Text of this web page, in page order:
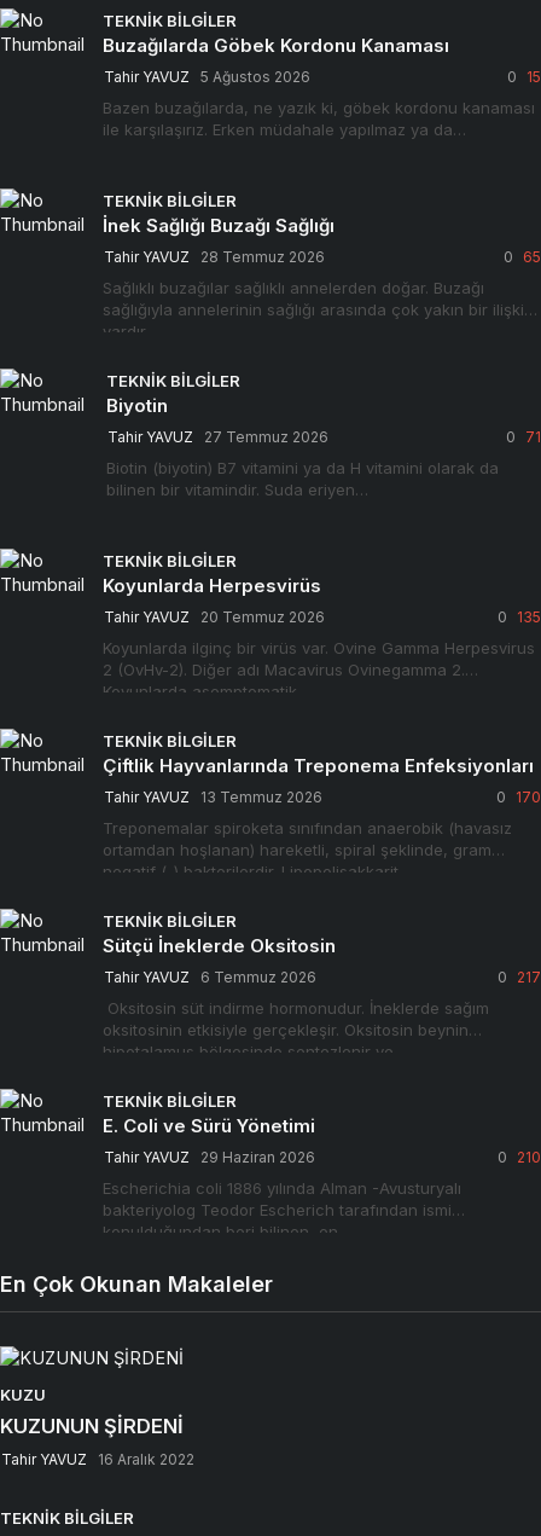
TEKNIK BILGILER
Buzağılarda Göbek Kordonu Kanaması
Tahir YAVUZ 5 Ağustos 2026 0 15
Bazen buzağılarda, ne yazık ki, göbek kordonu kanaması
ile karşılaşırız. Erken müdahale yapılmaz ya da…
TEKNIK BILGILER
İnek Sağlığı Buzağı Sağlığı
Tahir YAVUZ 28 Temmuz 2026 0 65
Sağlıklı buzağılar sağlıklı annelerden doğar. Buzağı
sağlığıyla annelerinin sağlığı arasında çok yakın bir ilişki
vardır….
TEKNIK BILGILER
Biyotin
Tahir YAVUZ 27 Temmuz 2026 0 71
Biotin (biyotin) B7 vitamini ya da H vitamini olarak da
bilinen bir vitamindir. Suda eriyen…
TEKNIK BILGILER
Koyunlarda Herpesvirüs
Tahir YAVUZ 20 Temmuz 2026 0 135
Koyunlarda ilginç bir virüs var. Ovine Gamma Herpesvirus
2 (OvHv-2). Diğer adı Macavirus Ovinegamma 2.
Koyunlarda asemptomatik…
TEKNIK BILGILER
Çiftlik Hayvanlarında Treponema Enfeksiyonları
Tahir YAVUZ 13 Temmuz 2026 0 170
Treponemalar spiroketa sınıfından anaerobik (havasız
ortamdan hoşlanan) hareketli, spiral şeklinde, gram
negatif (-) bakterilerdir. Lipopolisakkarit…
TEKNIK BILGILER
Sütçü İneklerde Oksitosin
Tahir YAVUZ 6 Temmuz 2026 0 217
Oksitosin süt indirme hormonudur. İneklerde sağım
oksitosinin etkisiyle gerçekleşir. Oksitosin beynin
hipotalamus bölgesinde sentezlenir ve…
TEKNIK BILGILER
E. Coli ve Sürü Yönetimi
Tahir YAVUZ 29 Haziran 2026 0 210
Escherichia coli 1886 yılında Alman -Avusturyalı
bakteriyolog Teodor Escherich tarafından ismi
konulduğundan beri bilinen, en…
En Çok Okunan Makaleler
KUZU
KUZUNUN ŞİRDENİ
Tahir YAVUZ 16 Aralık 2022
TEKNIK BILGILER